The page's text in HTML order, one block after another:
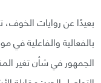
بعيدًا عن روايات
بالفعالية والفاعلية
الجمهور في شأن تغير